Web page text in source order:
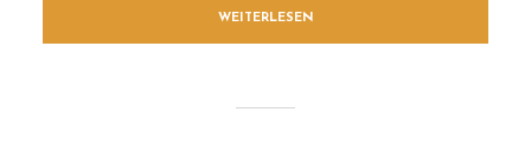
WEITERLESEN